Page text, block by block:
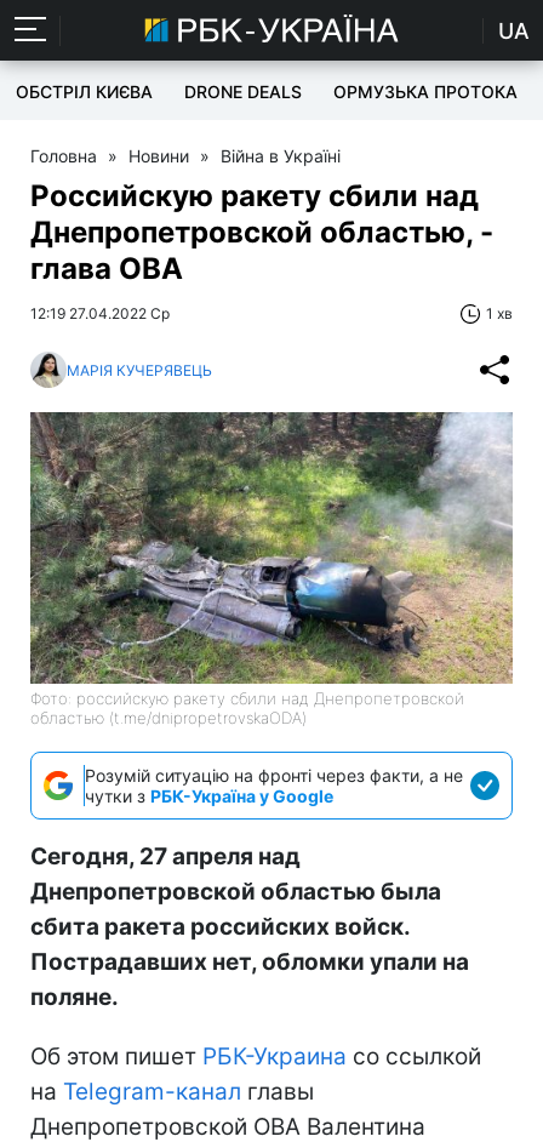
UA
ОБСТРІЛ КИЄВА DRONE DEALS ОРМУЗЬКА ПРОТОКА
Головна » Новини » Війна в Україні
Российскую ракету сбили над
Днепропетровской областью, -
глава ОВА
12:19 27.04.2022 Ср 1 хв
МАРІЯ КУЧЕРЯВЕЦЬ
Фото: российскую ракету сбили над Днепропетровской
областью (t.me/dnipropetrovskaODA)
Розумій ситуацію на фронті через факти, а не
чутки з РБК-Україна у Google
Сегодня, 27 апреля над
Днепропетровской областью была
сбита ракета российских войск.
Пострадавших нет, обломки упали на
поляне.
Об этом пишет РБК-Украина со ссылкой
на Telegram-канал главы
Днепропетровской ОВА Валентина